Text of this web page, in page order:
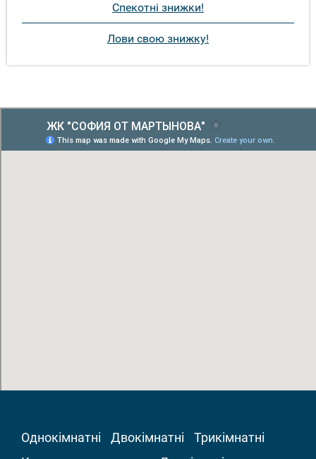
Спекотні знижки!
Лови свою знижку!
Однокімнатні Двокімнатні
Трикімнатні